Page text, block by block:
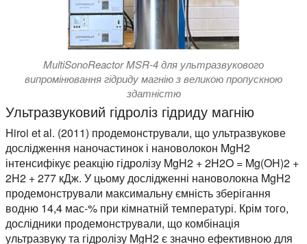
MultiSonoReactor MSR-4 для ультразвукового
випромінювання гідриду магнію з великою пропускною
здатністю
Ультразвуковий гідроліз гідриду магнію
Hiroi et al. (2011) продемонстрували, що ультразвукове
дослідження наночастинок і нановолокон MgH2
інтенсифікує реакцію гідролізу MgH2 + 2H2O = Mg(OH)2 +
2H2 + 277 кДж. У цьому дослідженні нановолокна MgH2
продемонстрували максимальну ємність зберігання
водню 14,4 мас-% при кімнатній температурі. Крім того,
дослідники продемонстрували, що комбінація
ультразвуку та гідролізу MgH2 є значно ефективною для